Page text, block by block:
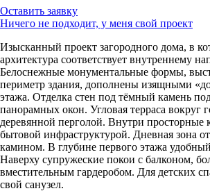
Оставить заявку
Ничего не подходит, у меня свой проект
Изысканный проект загородного дома, в
архитектура соответствует внутреннему
Белоснежные монументальные формы,
периметр здания, дополнены изящными
этажа. Отделка стен под тёмный камень
панорамных окон. Угловая терраса вокруг
деревянной перголой. Внутри
бытовой инфраструктурой. Дневная зона
камином. В глубине первого этажа
Наверху супружеские покои с балконом,
вместительным гардеробом. Для детских
свой санузел.